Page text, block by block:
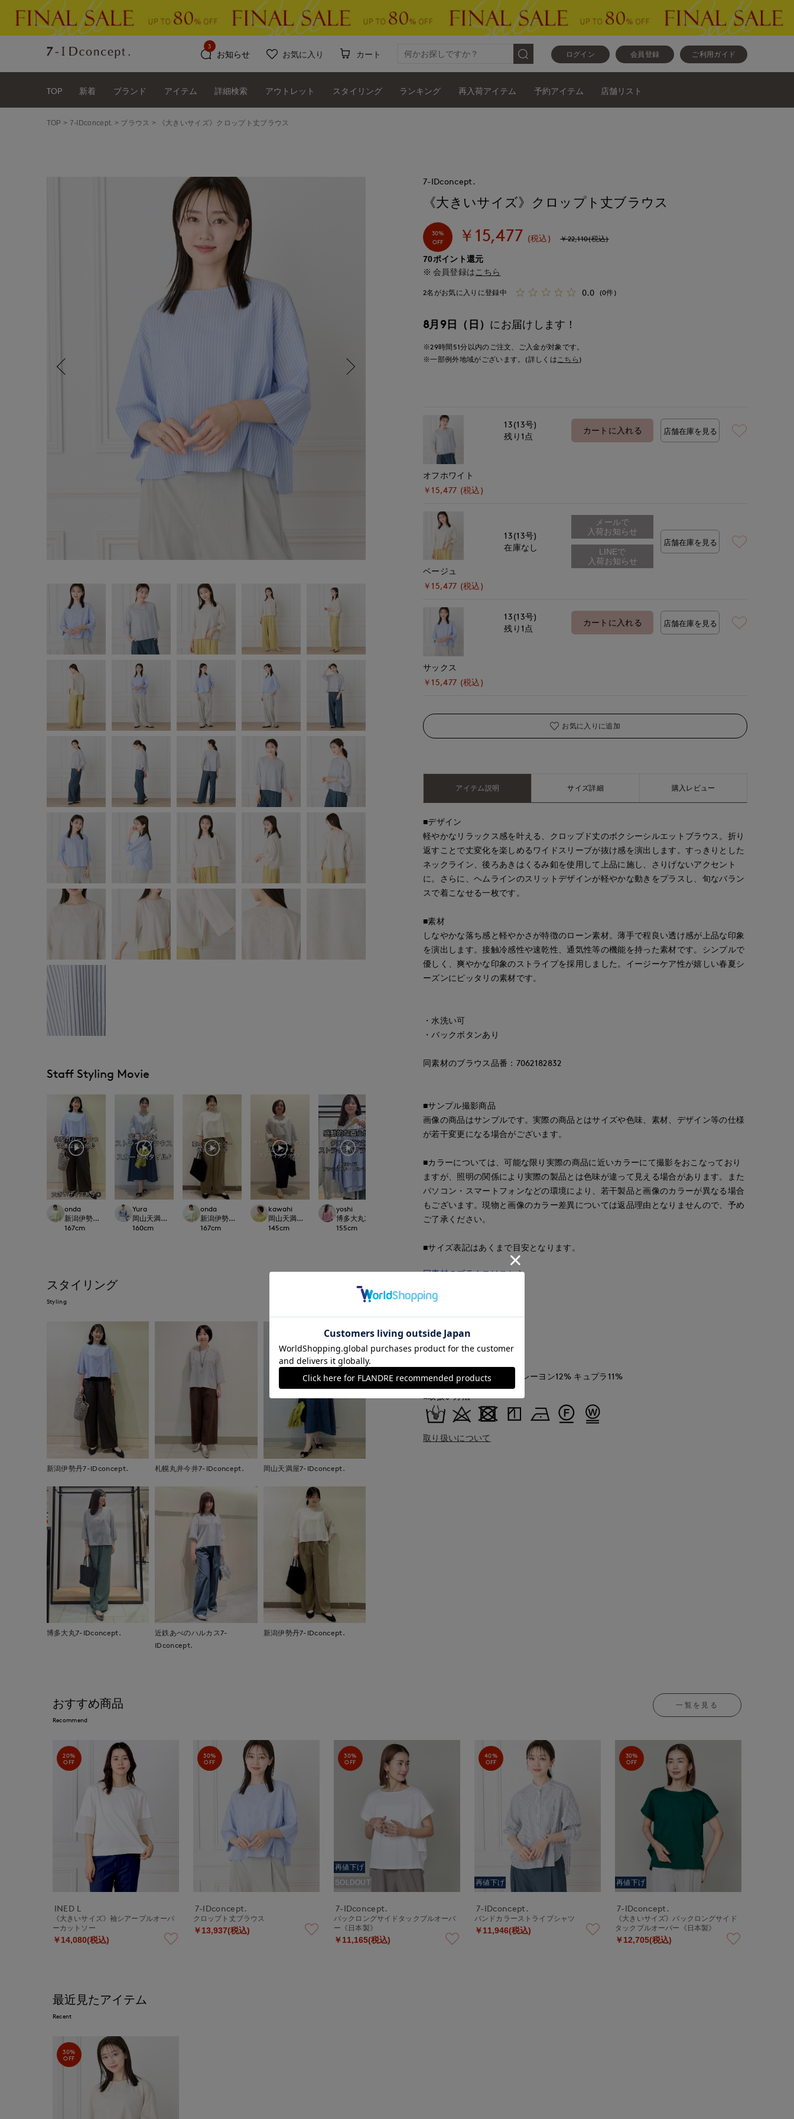
ログイン 会員登録 ご利用ガイド
お知らせ
3
お気に入り カート
TOP 新着 ブランド アイテム 詳細検索 アウトレット スタイリング ランキング 再入荷アイテム 予約アイテム 店舗リスト
TOP 7-IDconcept. ブラウス 《大きいサイズ》クロップト丈ブラウス
Staff Styling Movie
onda
新潟伊勢丹7-IDconcept.
167cm
Yura
岡山天満屋7-IDconcept.
160cm
onda
新潟伊勢丹7-IDconcept.
167cm
kawahi
岡山天満屋7-IDconcept.
145cm
yoshi
博多大丸7-IDconcept.
155cm
新潟伊勢丹7-IDconcept.
とがわ
上本町近鉄SUPERIORCLOSET
スタイリング
Styling
新潟伊勢丹7-IDconcept. 札幌丸井今井7-IDconcept. 岡山天満屋7-IDconcept.
博多大丸7-IDconcept.
近鉄あべのハルカス7-
IDconcept.
新潟伊勢丹7-IDconcept.
7-IDconcept.
《大きいサイズ》クロップト丈ブラウス
30%
OFF
￥15,477 (税込) ￥22,110(税込)
70ポイント還元
会員登録は こちら
2名がお気に入りに登録中 0.0 (0件)
8月9日（日） にお届けします！
※29時間 51分以内のご注文、ご入金が対象です。
※一部例外地域がございます。(詳しくはこちら )
オフホワイト
￥15,477 (税込)
13(13号)
残り1点
カートに入れる 店舗在庫を見る
ベージュ
￥15,477 (税込)
13(13号)
在庫なし
メールで
入荷お知らせ
店舗在庫を見る
サックス
￥15,477 (税込)
13(13号)
残り1点
カートに入れる 店舗在庫を見る
お気に入りに追加
アイテム説明 サイズ詳細 購入レビュー
■デザイン
軽やかなリラックス感を叶える、クロップド丈のボクシーシルエットブラウス。折り
返すことで丈変化を楽しめるワイドスリーブが抜け感を演出します。すっきりとした
ネックライン、後ろあきはくるみ釦を使用して上品に施し、さりげないアクセント
に。さらに、ヘムラインのスリットデザインが軽やかな動きをプラスし、旬なバラン
スで着こなせる一枚です。
■素材
しなやかな落ち感と軽やかさが特徴のローン素材。薄手で程良い透け感が上品な印象
を演出します。接触冷感性や速乾性、通気性等の機能を持った素材です。シンプルで
優しく、爽やかな印象のストライプを採用しました。イージーケア性が嬉しい春夏シ
ーズンにピッタリの素材です。
・水洗い可
・バックボタンあり
同素材のブラウス品番：7062182832
■サンプル撮影商品
画像の商品はサンプルです。実際の商品とはサイズや色味、素材、デザイン等の仕様
が若干変更になる場合がございます。
■カラーについては、可能な限り実際の商品に近いカラーにて撮影をおこなっており
ますが、照明の関係により実際の製品とは色味が違って見える場合があります。また
パソコン・スマートフォンなどの環境により、若干製品と画像のカラーが異なる場合
もございます。現物と画像のカラー差異については返品理由となりませんので、予め
ご了承ください。
■サイズ表記はあくまで目安となります。
同素材のブラウスはこちら
■品番
■原産国
中国製
ポリエステル58% 綿19% レーヨン12% キュプラ11%
■取扱い方法
取り扱いについて
おすすめ商品
Recommend
一覧を見る
20%
OFF
INED L
《大きいサイズ》袖シアープルオーバ
ーカットソー
￥14,080(税込)
30%
OFF
7-IDconcept.
クロップト丈ブラウス
￥13,937(税込)
30%
OFF
再値下げ
SOLDOUT
7-IDconcept.
バックロングサイドタックプルオーバ
ー《日本製》
￥11,165(税込)
40%
OFF
再値下げ
7-IDconcept.
バンドカラーストライプシャツ
￥11,946(税込)
30%
OFF
再値下げ
7-IDconcept.
《大きいサイズ》バックロングサイド
タックプルオーバー《日本製》
￥12,705(税込)
最近見たアイテム
Recent
30%
OFF